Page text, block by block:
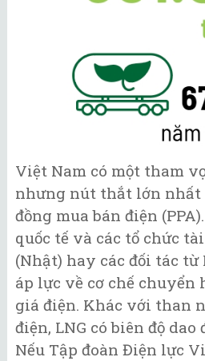
Việt Nam có một tham
nhưng nút thắt lớn nhất
đồng mua bán điện
quốc tế và các tổ chức
(Nhật) hay các đối tác
áp lực về cơ chế chuyển
giá điện. Khác với than
điện, LNG có biên độ
Nếu Tập đoàn Điện lực